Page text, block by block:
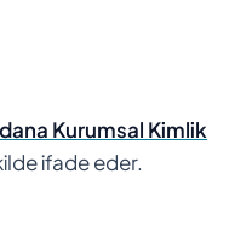
Kurumsal Kimlik
ifade eder.